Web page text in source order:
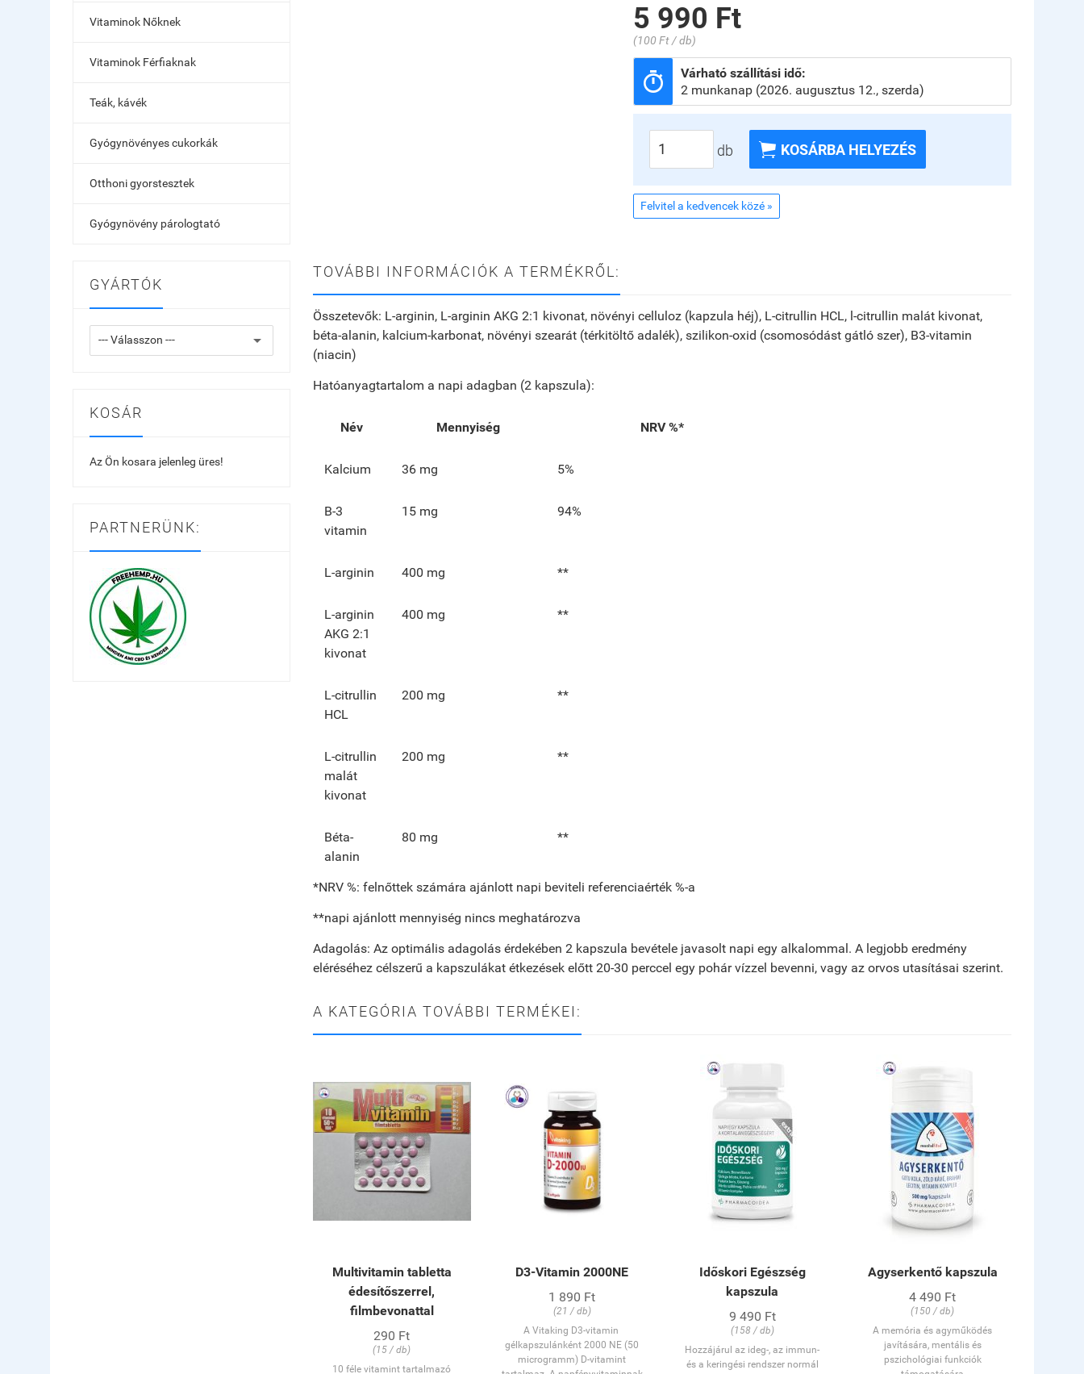
Vitaminok Nőknek
Vitaminok Férfiaknak
Teák, kávék
Gyógynövényes cukorkák
Otthoni gyorstesztek
Gyógynövény párologtató
GYÁRTÓK
KOSÁR
Az Ön kosara jelenleg üres!
PARTNERÜNK:
5 990 Ft
(100 Ft / db)

Várható szállítási idő:
2 munkanap (2026. augusztus 12., szerda)
db  KOSÁRBA HELYEZÉS
Felvitel a kedvencek közé »
TOVÁBBI INFORMÁCIÓK A TERMÉKRŐL:
Összetevők: L-arginin, L-arginin AKG 2:1 kivonat, növényi celluloz (kapzula héj), L-citrullin HCL, l-citrullin malát kivonat,
béta-alanin, kalcium-karbonat, növényi szearát (térkitöltő adalék), szilikon-oxid (csomosódást gátló szer), B3-vitamin
(niacin)
Hatóanyagtartalom a napi adagban (2 kapszula):
Név Mennyiség NRV %*
Kalcium 36 mg 5%
B-3
vitamin
15 mg 94%
L-arginin 400 mg **
L-arginin
AKG 2:1
kivonat
400 mg **
L-citrullin
HCL
200 mg **
L-citrullin
malát
kivonat
200 mg **
Béta-
alanin
80 mg **
*NRV %: felnőttek számára ajánlott napi beviteli referenciaérték %-a
**napi ajánlott mennyiség nincs meghatározva
Adagolás: Az optimális adagolás érdekében 2 kapszula bevétele javasolt napi egy alkalommal. A legjobb eredmény
eléréséhez célszerű a kapszulákat étkezések előtt 20-30 perccel egy pohár vízzel bevenni, vagy az orvos utasításai szerint.
A KATEGÓRIA TOVÁBBI TERMÉKEI:
Multivitamin tabletta
édesítőszerrel,
filmbevonattal
290 Ft
(15 / db)
10 féle vitamint tartalmazó
D3-Vitamin 2000NE
1 890 Ft
(21 / db)
A Vitaking D3-vitamin
gélkapszulánként 2000 NE (50
microgramm) D-vitamint
Időskori Egészség
kapszula
9 490 Ft
(158 / db)
Hozzájárul az ideg-, az immun-
és a keringési rendszer normál
Agyserkentő kapszula
4 490 Ft
(150 / db)
A memória és agyműködés
javítására, mentális és
pszichológiai funkciók